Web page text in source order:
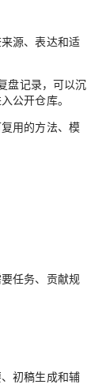
源、表达和适
盘记录，可以沉
公开仓库。
用的方法、模
任务、贡献规
初稿生成和辅